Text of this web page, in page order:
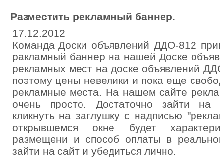
Разместить рекламный баннер.
17.12.2012
Команда Доски объявлений ДДО-812
ракламный баннер на нашей Доске
рекламных мест на доске объявлений
поэтому цены невелики и пока еще
рекламные места. На нашем сайте
очень просто. Достаточно зайти на
кликнуть на заглушку с надписью
открывшемся окне будет
размещени и способ оплаты в
зайти на сайт и убедиться лично.